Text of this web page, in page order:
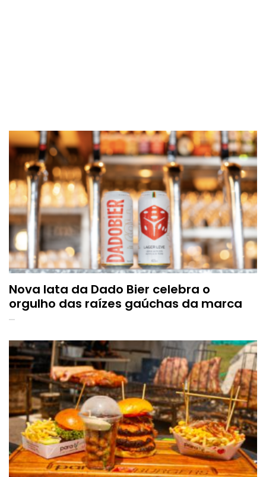
Nova lata da Dado Bier celebra o
orgulho das raízes gaúchas da marca